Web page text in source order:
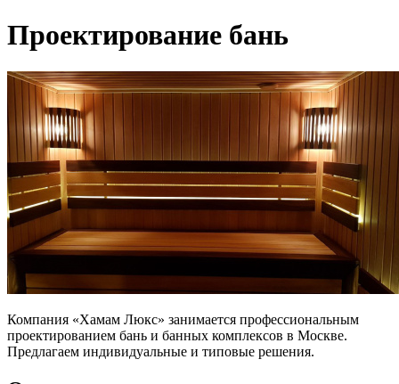
Проектирование бань
Компания «Хамам Люкс» занимается профессиональным
проектированием бань и банных комплексов в Москве.
Предлагаем индивидуальные и типовые решения.